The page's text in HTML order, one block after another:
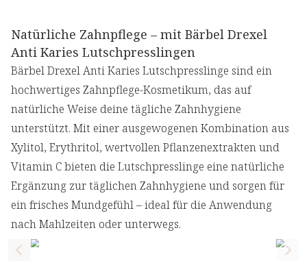
Natürliche Zahnpflege – mit Bärbel Drexel
Anti Karies Lutschpresslingen
Bärbel Drexel Anti Karies Lutschpresslinge sind ein
hochwertiges Zahnpflege-Kosmetikum, das auf
natürliche Weise deine tägliche Zahnhygiene
unterstützt. Mit einer ausgewogenen Kombination aus
Xylitol, Erythritol, wertvollen Pflanzenextrakten und
Vitamin C bieten die Lutschpresslinge eine natürliche
Ergänzung zur täglichen Zahnhygiene und sorgen für
ein frisches Mundgefühl – ideal für die Anwendung
nach Mahlzeiten oder unterwegs.
Previous slide